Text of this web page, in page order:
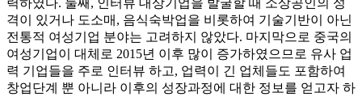
력하였다. 둘째, 인터뷰 대상기업을 발굴할 때 소상공인의 성
격이 있거나 도소매, 음식숙박업을 비롯하여 기술기반이 아닌
전통적 여성기업 분야는 고려하지 않았다. 마지막으로 중국의
여성기업이 대체로 2015년 이후 많이 증가하였으므로 유사 업
력 기업들을 주로 인터뷰 하고, 업력이 긴 업체들도 포함하여
창업단계 뿐 아니라 이후의 성장과정에 대한 정보를 얻고자 하